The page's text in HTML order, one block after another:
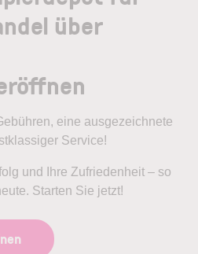
über
eine ausgezeichnete
Service!
und Ihre Zufriedenheit – so
Starten Sie jetzt!